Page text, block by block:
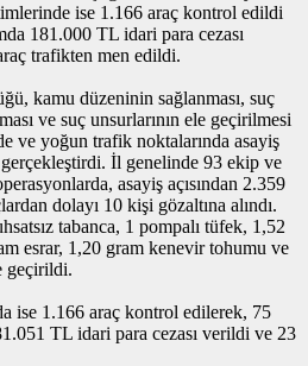
ise 1.166 araç kontrol edildi
181.000 TL idari para cezası
trafikten men edildi.
kamu düzeninin sağlanması, suç
ve suç unsurlarının ele geçirilmesi
ve yoğun trafik noktalarında asayiş
İl genelinde 93 ekip ve
asayiş açısından 2.359
dolayı 10 kişi gözaltına alındı.
tabanca, 1 pompalı tüfek, 1,52
esrar, 1,20 gram kenevir tohumu ve
geçirildi.
ise 1.166 araç kontrol edilerek, 75
TL idari para cezası verildi ve 23